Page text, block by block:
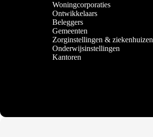
Woningcorporaties
Ontwikkelaars
Beleggers
Gemeenten
Zorginstellingen & ziekenhuizen
Onderwijsinstellingen
Kantoren